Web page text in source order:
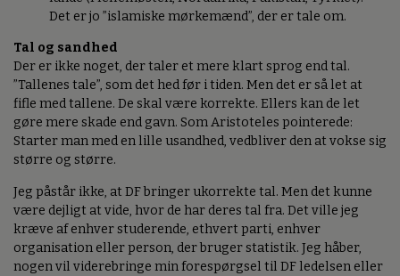
Det er jo ”islamiske mørkemænd”, der er tale om.
Tal og sandhed
Der er ikke noget, der taler et mere klart sprog end tal.
”Tallenes tale”, som det hed før i tiden. Men det er så let at
fifle med tallene. De skal være korrekte. Ellers kan de let
gøre mere skade end gavn. Som Aristoteles pointerede:
Starter man med en lille usandhed, vedbliver den at vokse sig
større og større.
Jeg påstår ikke, at DF bringer ukorrekte tal. Men det kunne
være dejligt at vide, hvor de har deres tal fra. Det ville jeg
kræve af enhver studerende, ethvert parti, enhver
organisation eller person, der bruger statistik. Jeg håber,
nogen vil viderebringe min forespørgsel til DF ledelsen eller